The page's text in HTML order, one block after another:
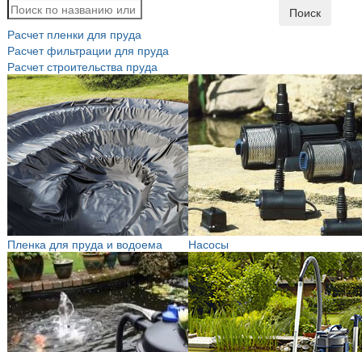
Поиск
Расчет пленки для пруда
Расчет фильтрации для пруда
Расчет строительства пруда
Пленка для пруда и водоема Насосы